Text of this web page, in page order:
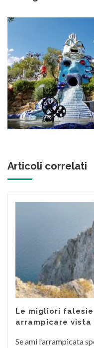
contenuto
Articoli correlati
Le migliori falesie
arrampicare vista
Se ami l’arrampicata